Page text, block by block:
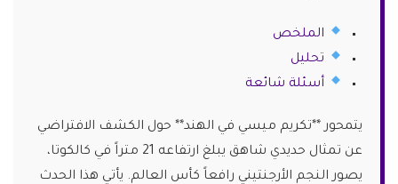
الملخص
تحليل
أسئلة شائعة
يتمحور **تكريم ميسي في الهند** حول الكشف الافتراضي
عن تمثال حديدي شاهق يبلغ ارتفاعه 21 متراً في كالكوتا،
يصور النجم الأرجنتيني رافعاً كأس العالم. يأتي هذا الحدث